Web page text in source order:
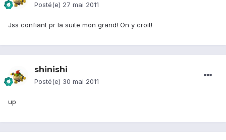
Posté(e) 27 mai 2011
Jss confiant pr la suite mon grand! On y croit!
shinishi
Posté(e) 30 mai 2011
up